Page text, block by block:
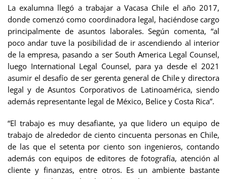
La exalumna llegó a trabajar a Vacasa Chile el año 2017,
donde comenzó como coordinadora legal, haciéndose cargo
principalmente de asuntos laborales. Según comenta, “al
poco andar tuve la posibilidad de ir ascendiendo al interior
de la empresa, pasando a ser South America Legal Counsel,
luego International Legal Counsel, para ya desde el 2021
asumir el desafío de ser gerenta general de Chile y directora
legal y de Asuntos Corporativos de Latinoamérica, siendo
además representante legal de México, Belice y Costa Rica”.
“El trabajo es muy desafiante, ya que lidero un equipo de
trabajo de alrededor de ciento cincuenta personas en Chile,
de las que el setenta por ciento son ingenieros, contando
además con equipos de editores de fotografía, atención al
cliente y finanzas, entre otros. Es un ambiente bastante